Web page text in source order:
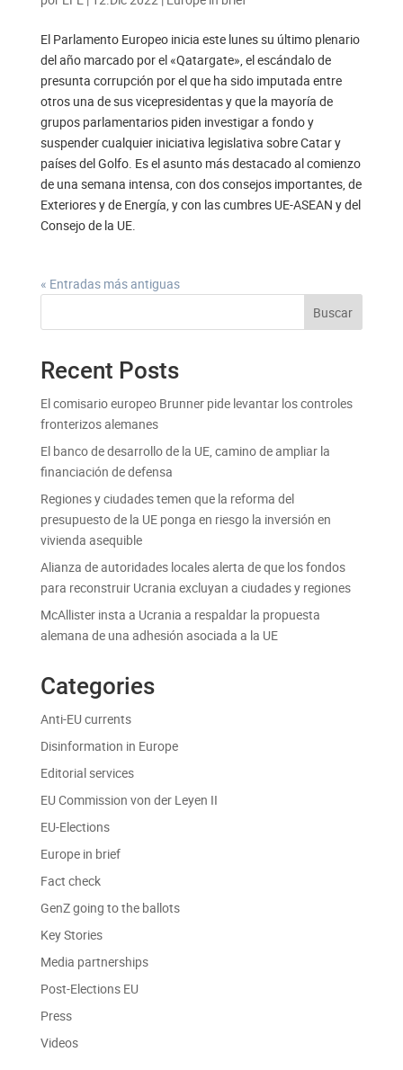
El Parlamento Europeo inicia este lunes su último plenario
del año marcado por el «Qatargate», el escándalo de
presunta corrupción por el que ha sido imputada entre
otros una de sus vicepresidentas y que la mayoría de
grupos parlamentarios piden investigar a fondo y
suspender cualquier iniciativa legislativa sobre Catar y
países del Golfo. Es el asunto más destacado al comienzo
de una semana intensa, con dos consejos importantes, de
Exteriores y de Energía, y con las cumbres UE-ASEAN y del
Consejo de la UE.
« Entradas más antiguas
Buscar
Recent Posts
El comisario europeo Brunner pide levantar los controles
fronterizos alemanes
El banco de desarrollo de la UE, camino de ampliar la
financiación de defensa
Regiones y ciudades temen que la reforma del
presupuesto de la UE ponga en riesgo la inversión en
vivienda asequible
Alianza de autoridades locales alerta de que los fondos
para reconstruir Ucrania excluyan a ciudades y regiones
McAllister insta a Ucrania a respaldar la propuesta
alemana de una adhesión asociada a la UE
Categories
Anti-EU currents
Disinformation in Europe
Editorial services
EU Commission von der Leyen II
EU-Elections
Europe in brief
Fact check
GenZ going to the ballots
Key Stories
Media partnerships
Post-Elections EU
Press
Videos